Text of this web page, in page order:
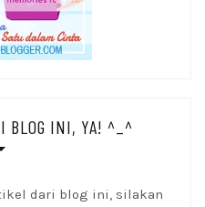
BLOG INI, YA! ^_^
dari blog ini, silakan